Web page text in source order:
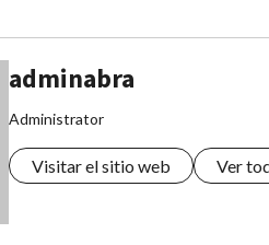
adminabra
Administrator
Visitar el sitio web Ver